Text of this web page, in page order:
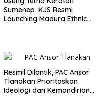
Sumenep, KJS Resmi
Launching Madura Ethnic
Resmil Dilantik, PAC Ansor
Tlanakan Prioritaskan
Ideologi dan Kemandirian